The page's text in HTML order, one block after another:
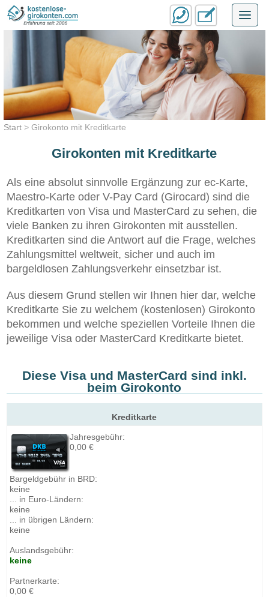
Start >Girokonto mit Kreditkarte
Girokonten mit Kreditkarte
Als eine absolut sinnvolle Ergänzung zur ec-Karte,
Maestro-Karte oder V-Pay Card (Girocard) sind die
Kreditkarten von Visa und MasterCard zu sehen, die
viele Banken zu ihren Girokonten mit ausstellen.
Kreditkarten sind die Antwort auf die Frage, welches
Zahlungsmittel weltweit, sicher und auch im
bargeldlosen Zahlungsverkehr einsetzbar ist.
Aus diesem Grund stellen wir Ihnen hier dar, welche
Kreditkarte Sie zu welchem (kostenlosen) Girokonto
bekommen und welche speziellen Vorteile Ihnen die
jeweilige Visa oder MasterCard Kreditkarte bietet.
Diese Visa und MasterCard sind inkl.
beim Girokonto
Kreditkarte
Jahresgebühr:
0,00 €
Bargeldgebühr in BRD:
keine
... in Euro-Ländern:
keine
... in übrigen Ländern:
keine
Auslandsgebühr:
keine
Partnerkarte:
0,00 €